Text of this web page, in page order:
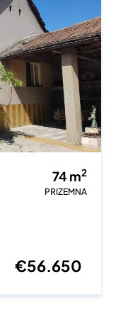
74m2
PRIZEMNA
€56.650